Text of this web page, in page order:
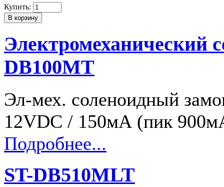
Купить:
Электромеханический
DB100MT
Эл-мех. соленоидный
12VDC / 150мА (пик
Подробнее...
ST-DB510MLT